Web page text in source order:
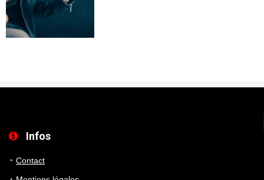
Infos
Contact